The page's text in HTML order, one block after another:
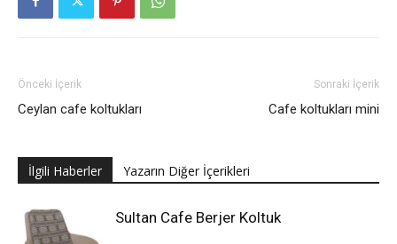
Önceki İçerik
Ceylan cafe koltukları
Sonraki İçerik
Cafe koltukları mini
İlgili Haberler Yazarın Diğer İçerikleri
Sultan Cafe Berjer Koltuk